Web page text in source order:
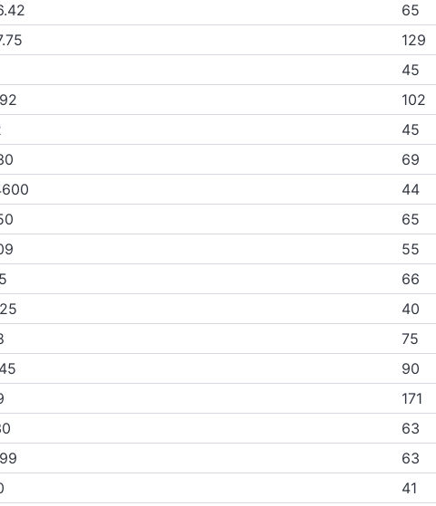
65
129
45
102
45
69
44
65
55
66
40
75
90
171
63
63
41